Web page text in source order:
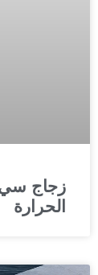
الحرارة